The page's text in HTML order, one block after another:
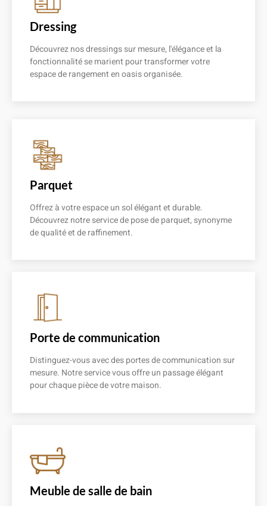
Dressing
Découvrez nos dressings sur mesure, l'élégance et la
fonctionnalité se marient pour transformer votre
espace de rangement en oasis organisée.
Parquet
Offrez à votre espace un sol élégant et durable.
Découvrez notre service de pose de parquet, synonyme
de qualité et de raffinement.
Porte de communication
Distinguez-vous avec des portes de communication sur
mesure. Notre service vous offre un passage élégant
pour chaque pièce de votre maison.
Meuble de salle de bain